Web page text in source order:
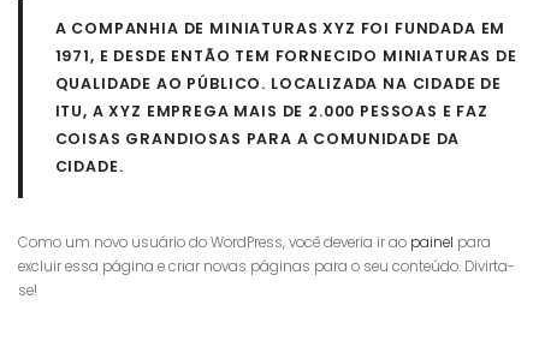
A COMPANHIA DE MINIATURAS XYZ FOI FUNDADA EM
1971, E DESDE ENTÃO TEM FORNECIDO MINIATURAS DE
QUALIDADE AO PÚBLICO. LOCALIZADA NA CIDADE DE
ITU, A XYZ EMPREGA MAIS DE 2.000 PESSOAS E FAZ
COISAS GRANDIOSAS PARA A COMUNIDADE DA
CIDADE.
Como um novo usuário do WordPress, você deveria ir ao painel para
excluir essa página e criar novas páginas para o seu conteúdo. Divirta-
se!